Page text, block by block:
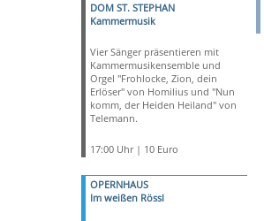
DOM ST. STEPHAN
Kammermusik
Vier Sänger präsentieren mit
Kammermusikensemble und
Orgel "Frohlocke, Zion, dein
Erlöser" von Homilius und "Nun
komm, der Heiden Heiland" von
Telemann.
17:00 Uhr | 10 Euro
OPERNHAUS
Im weißen Rössl